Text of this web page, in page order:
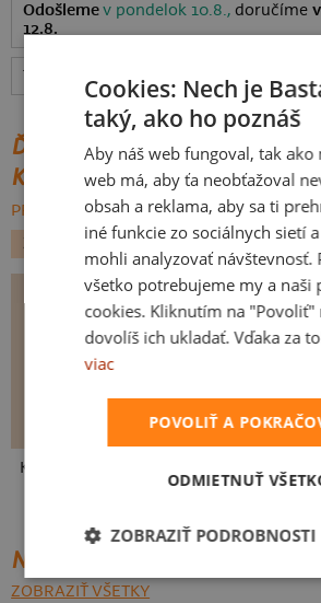
Odošlemev pondelok 10.8., doručíme
12.8.
Tabuľka veľkostí : Akú vybrať?
ĎALŠIE POTLAČE Z ROVNAKEJ
KATEGÓRIE
PREHĽADÁVAŤ VŠETKO:
ZVIERATKÁ
LÁSKA PRÍLEŽITOSTI
Kakat-du V presse
NAJPREDÁVANEJŠIE POTLAČE
ZOBRAZIŤ VŠETKY
Cookies: Nech je
taký, ako ho poznáš
Aby náš web fungoval, tak ako
web má, aby ťa neobťažoval
obsah a reklama, aby sa ti
iné funkcie zo sociálnych sietí
mohli analyzovať návštevnosť.
všetko potrebujeme my a naši
cookies. Kliknutím na "Povoliť"
dovolíš ich ukladať. Vďaka za
viac
POVOLIŤ A
ODMIETNUŤ
ZOBRAZIŤ PODROBNOSTI